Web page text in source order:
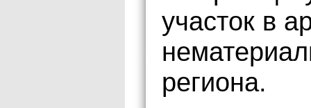
участок в
региона.